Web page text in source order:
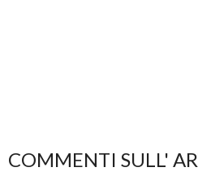
COMMENTI SULL'